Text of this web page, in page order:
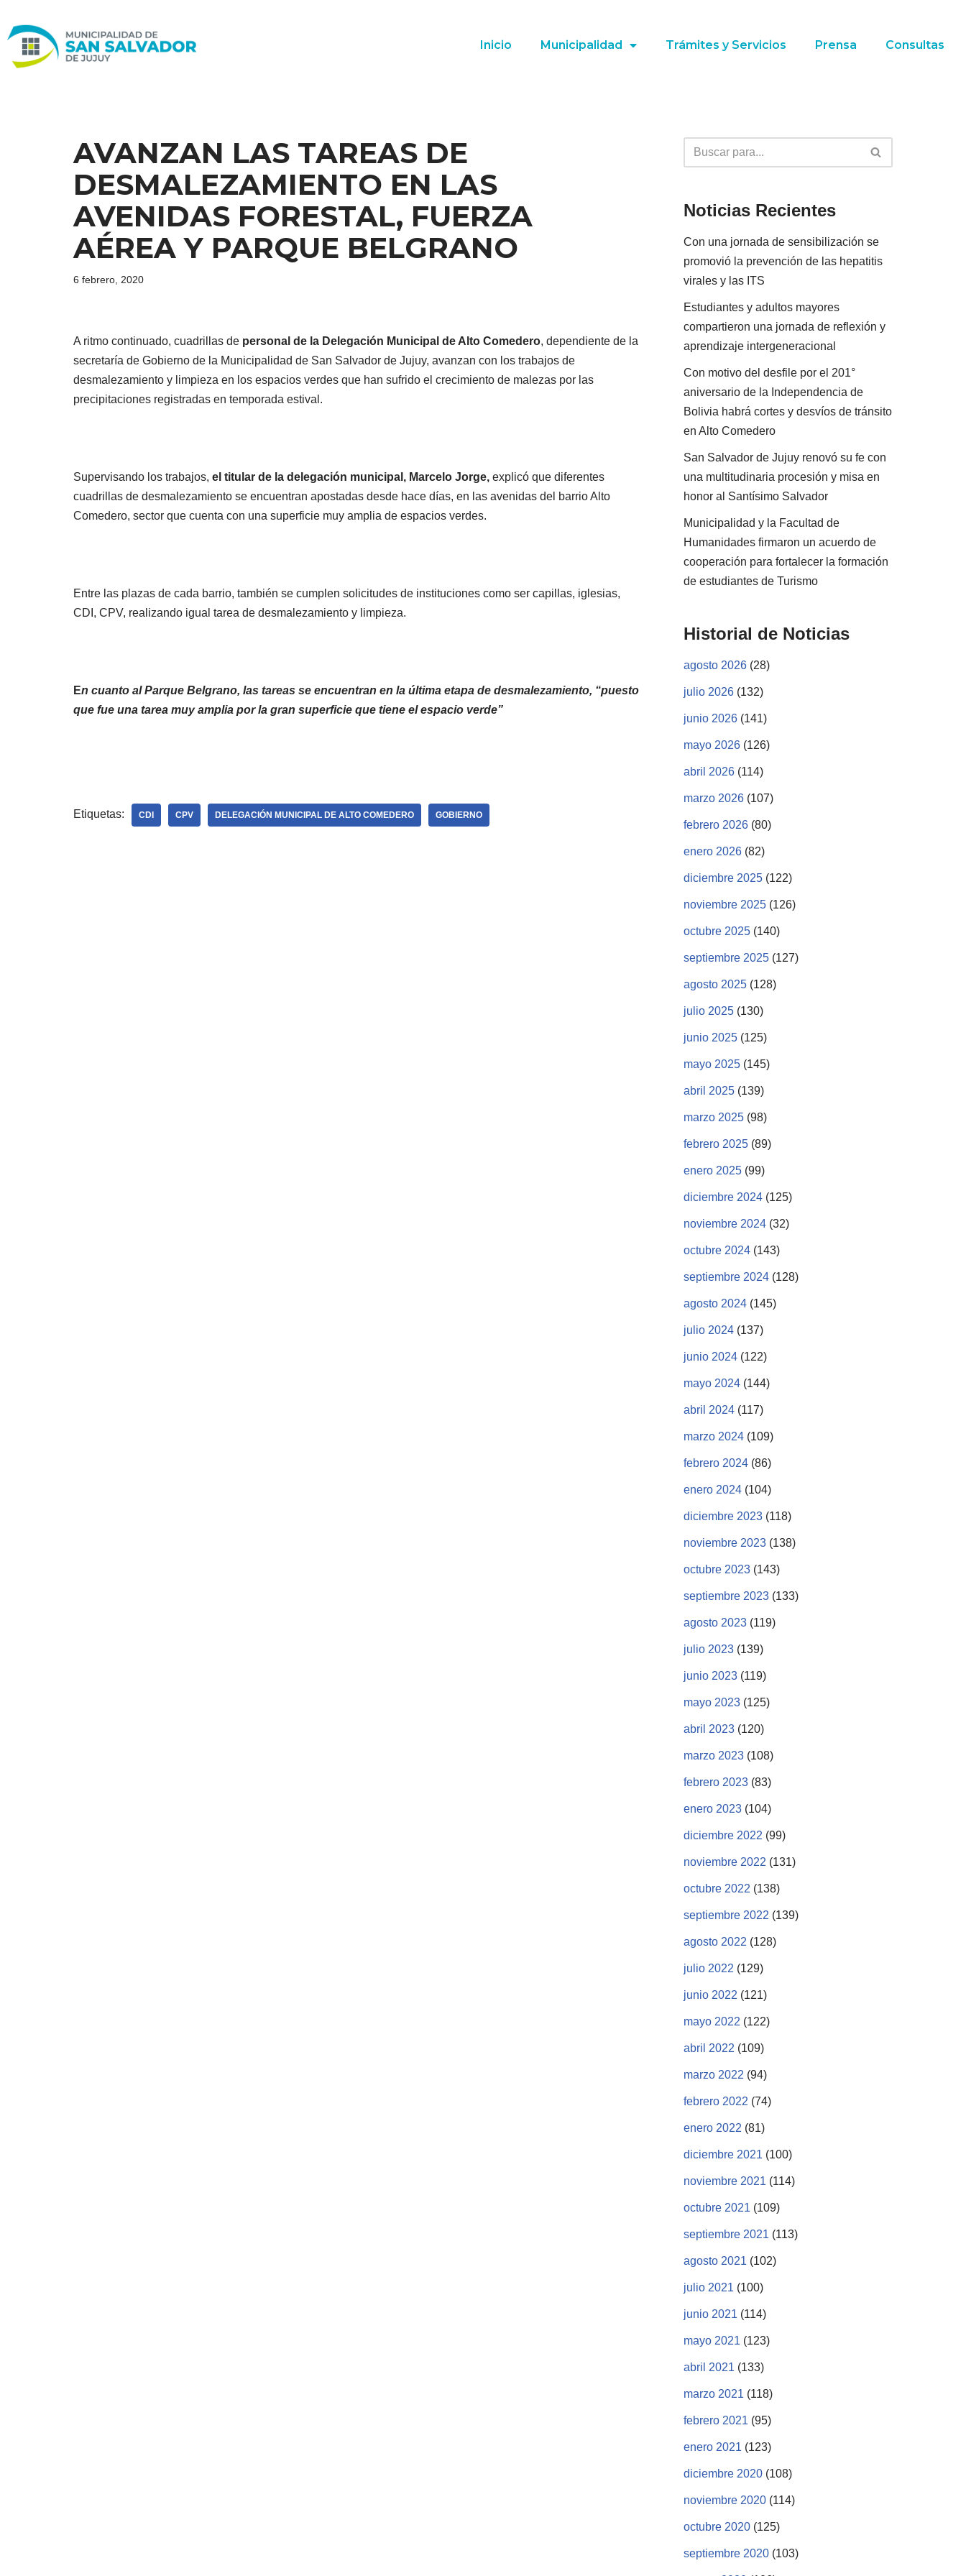
Ir
al
Inicio Municipalidad Trámites y Servicios Prensa Consultas
AVANZAN LAS TAREAS DE
DESMALEZAMIENTO EN LAS
AVENIDAS FORESTAL, FUERZA
AÉREA Y PARQUE BELGRANO
6 febrero, 2020
A ritmo continuado, cuadrillas de personal de la Delegación Municipal de Alto Comedero, dependiente de la
secretaría de Gobierno de la Municipalidad de San Salvador de Jujuy, avanzan con los trabajos de
desmalezamiento y limpieza en los espacios verdes que han sufrido el crecimiento de malezas por las
precipitaciones registradas en temporada estival.
Supervisando los trabajos, el titular de la delegación municipal, Marcelo Jorge, explicó que diferentes
cuadrillas de desmalezamiento se encuentran apostadas desde hace días, en las avenidas del barrio Alto
Comedero, sector que cuenta con una superficie muy amplia de espacios verdes.
Entre las plazas de cada barrio, también se cumplen solicitudes de instituciones como ser capillas, iglesias,
CDI, CPV, realizando igual tarea de desmalezamiento y limpieza.
En cuanto al Parque Belgrano, las tareas se encuentran en la última etapa de desmalezamiento, “puesto
que fue una tarea muy amplia por la gran superficie que tiene el espacio verde”
Etiquetas: CDI CPV DELEGACIÓN MUNICIPAL DE ALTO COMEDERO GOBIERNO
Noticias Recientes
Con una jornada de sensibilización se
promovió la prevención de las hepatitis
virales y las ITS
Estudiantes y adultos mayores
compartieron una jornada de reflexión y
aprendizaje intergeneracional
Con motivo del desfile por el 201°
aniversario de la Independencia de
Bolivia habrá cortes y desvíos de tránsito
en Alto Comedero
San Salvador de Jujuy renovó su fe con
una multitudinaria procesión y misa en
honor al Santísimo Salvador
Municipalidad y la Facultad de
Humanidades firmaron un acuerdo de
cooperación para fortalecer la formación
de estudiantes de Turismo
Historial de Noticias
agosto 2026 (28)
julio 2026 (132)
junio 2026 (141)
mayo 2026 (126)
abril 2026 (114)
marzo 2026 (107)
febrero 2026 (80)
enero 2026 (82)
diciembre 2025 (122)
noviembre 2025 (126)
octubre 2025 (140)
septiembre 2025 (127)
agosto 2025 (128)
julio 2025 (130)
junio 2025 (125)
mayo 2025 (145)
abril 2025 (139)
marzo 2025 (98)
febrero 2025 (89)
enero 2025 (99)
diciembre 2024 (125)
noviembre 2024 (32)
octubre 2024 (143)
septiembre 2024 (128)
agosto 2024 (145)
julio 2024 (137)
junio 2024 (122)
mayo 2024 (144)
abril 2024 (117)
marzo 2024 (109)
febrero 2024 (86)
enero 2024 (104)
diciembre 2023 (118)
noviembre 2023 (138)
octubre 2023 (143)
septiembre 2023 (133)
agosto 2023 (119)
julio 2023 (139)
junio 2023 (119)
mayo 2023 (125)
abril 2023 (120)
marzo 2023 (108)
febrero 2023 (83)
enero 2023 (104)
diciembre 2022 (99)
noviembre 2022 (131)
octubre 2022 (138)
septiembre 2022 (139)
agosto 2022 (128)
julio 2022 (129)
junio 2022 (121)
mayo 2022 (122)
abril 2022 (109)
marzo 2022 (94)
febrero 2022 (74)
enero 2022 (81)
diciembre 2021 (100)
noviembre 2021 (114)
octubre 2021 (109)
septiembre 2021 (113)
agosto 2021 (102)
julio 2021 (100)
junio 2021 (114)
mayo 2021 (123)
abril 2021 (133)
marzo 2021 (118)
febrero 2021 (95)
enero 2021 (123)
diciembre 2020 (108)
noviembre 2020 (114)
octubre 2020 (125)
septiembre 2020 (103)